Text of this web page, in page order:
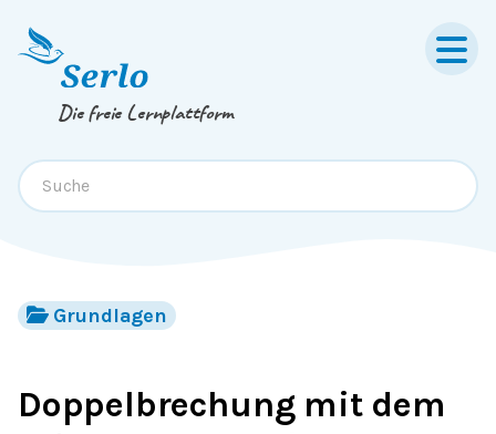
Springe zum
Die freie Lernplattform
Grundlagen
Doppelbrechung mit dem